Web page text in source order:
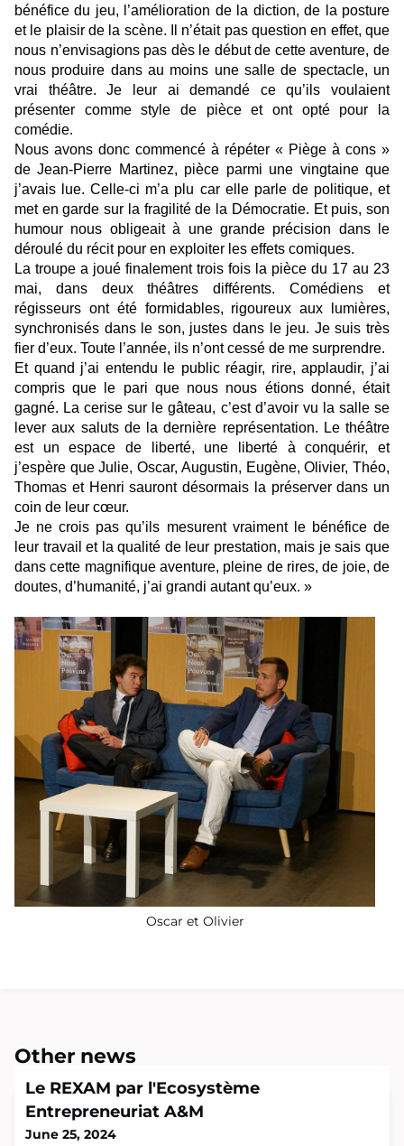
bénéfice du jeu, l’amélioration de la diction, de la posture
et le plaisir de la scène. Il n’était pas question en effet, que
nous n’envisagions pas dès le début de cette aventure, de
nous produire dans au moins une salle de spectacle, un
vrai théâtre. Je leur ai demandé ce qu’ils voulaient
présenter comme style de pièce et ont opté pour la
comédie.
Nous avons donc commencé à répéter « Piège à cons »
de Jean-Pierre Martinez, pièce parmi une vingtaine que
j’avais lue. Celle-ci m’a plu car elle parle de politique, et
met en garde sur la fragilité de la Démocratie. Et puis, son
humour nous obligeait à une grande précision dans le
déroulé du récit pour en exploiter les effets comiques.
La troupe a joué finalement trois fois la pièce du 17 au 23
mai, dans deux théâtres différents. Comédiens et
régisseurs ont été formidables, rigoureux aux lumières,
synchronisés dans le son, justes dans le jeu. Je suis très
fier d’eux. Toute l’année, ils n’ont cessé de me surprendre.
Et quand j’ai entendu le public réagir, rire, applaudir, j’ai
compris que le pari que nous nous étions donné, était
gagné. La cerise sur le gâteau, c’est d’avoir vu la salle se
lever aux saluts de la dernière représentation. Le théâtre
est un espace de liberté, une liberté à conquérir, et
j’espère que Julie, Oscar, Augustin, Eugène, Olivier, Théo,
Thomas et Henri sauront désormais la préserver dans un
coin de leur cœur.
Je ne crois pas qu’ils mesurent vraiment le bénéfice de
leur travail et la qualité de leur prestation, mais je sais que
dans cette magnifique aventure, pleine de rires, de joie, de
doutes, d’humanité, j’ai grandi autant qu’eux. »
Oscar et Olivier
Other news
Le REXAM par l'Ecosystème
Entrepreneuriat A&M
June 25, 2024